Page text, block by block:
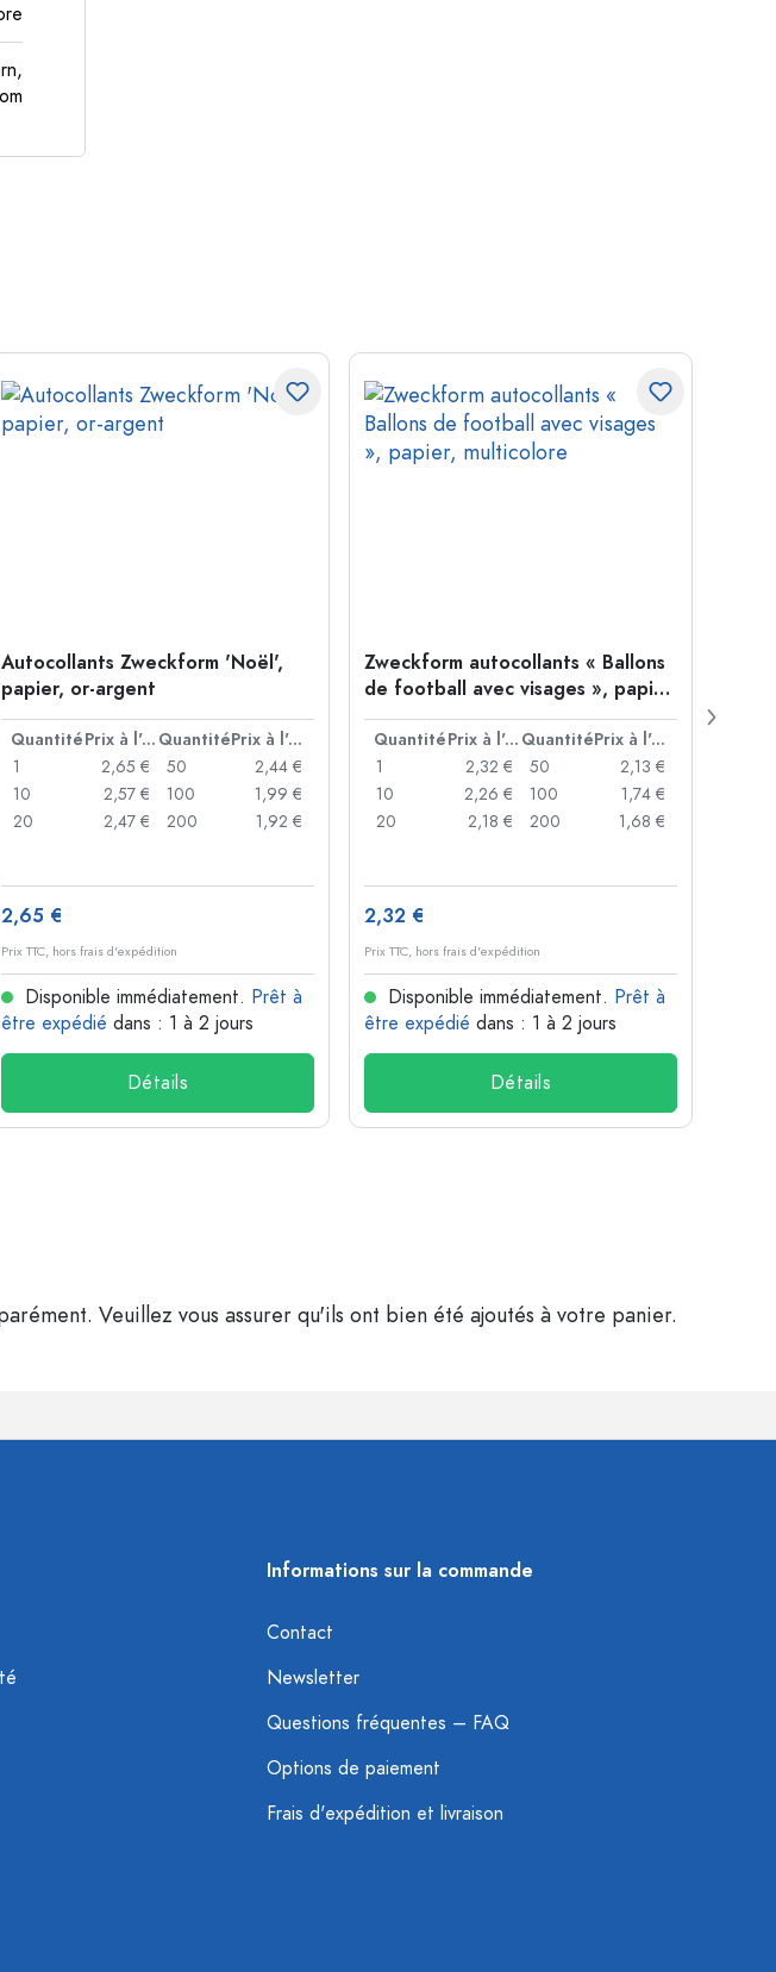
Autocollants Zweckform 'Noël',
papier, or-argent
Quantité Prix à l'unité Quantité
Prix à l'unité
1
2,65 €
10
2,57 €
20
2,47 €
50
2,44 €
100
1,99 €
200
1,92 €
2,65 €
Prix TTC, hors frais d'expédition
Disponible immédiatement. Prêt à
être expédié dans : 1 à 2 jours
Détails
Zweckform autocollants « Ballons
de football avec visages », papier,
multicolore
Quantité Prix à l'unité Quantité
Prix à l'unité
1
2,32 €
10
2,26 €
20
2,18 €
50
2,13 €
100
1,74 €
200
1,68 €
2,32 €
Prix TTC, hors frais d'expédition
Disponible immédiatement. Prêt à
être expédié dans : 1 à 2 jours
Détails
Veuillez vous assurer qu'ils ont bien été ajoutés à votre panier.
Informations sur la commande
Contact
Newsletter
Questions fréquentes – FAQ
Options de paiement
Frais d'expédition et livraison